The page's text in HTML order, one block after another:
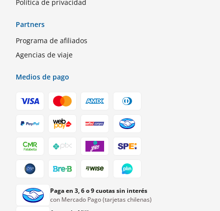
Política de privacidad
Partners
Programa de afiliados
Agencias de viaje
Medios de pago
Paga en 3, 6 o 9 cuotas sin interés
con Mercado Pago (tarjetas chilenas)